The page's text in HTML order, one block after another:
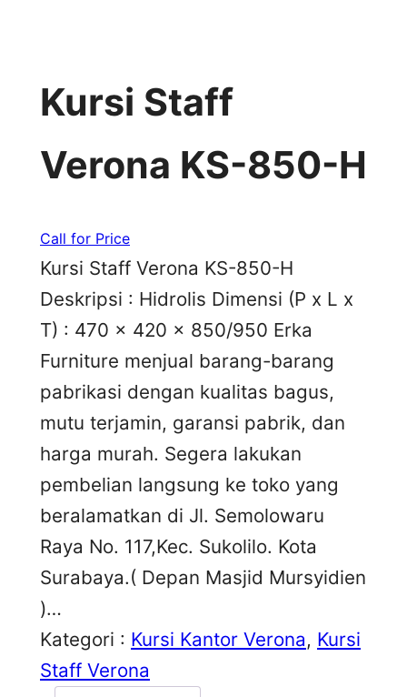
Kursi Staff
Verona KS-850-H
Call for Price
Kursi Staff Verona KS-850-H
Deskripsi : Hidrolis Dimensi (P x L x
T) : 470 x 420 x 850/950 Erka
Furniture menjual barang-barang
pabrikasi dengan kualitas bagus,
mutu terjamin, garansi pabrik, dan
harga murah. Segera lakukan
pembelian langsung ke toko yang
beralamatkan di Jl. Semolowaru
Raya No. 117,Kec. Sukolilo. Kota
Surabaya.( Depan Masjid Mursyidien
)…
Kategori : Kursi Kantor Verona, Kursi
Staff Verona